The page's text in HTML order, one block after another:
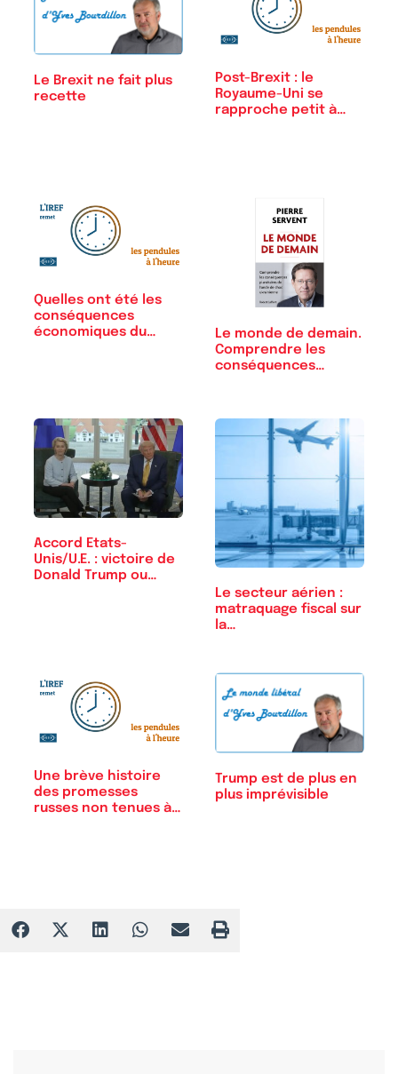
Le Brexit ne fait plus
recette
Post-Brexit : le
Royaume-Uni se
rapproche petit à
Quelles ont été les
conséquences
économiques du…
Le monde de demain.
Comprendre les
conséquences…
Accord Etats-
Unis/U.E. : victoire de
Donald Trump ou…
Le secteur aérien :
matraquage fiscal sur
la…
Une brève histoire
des promesses
russes non tenues à…
Trump est de plus en
plus imprévisible